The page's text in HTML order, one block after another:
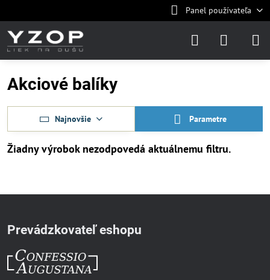
Panel používateľa
Akciové balíky
Najnovšie Parametre
Prevádzkovateľ eshopu